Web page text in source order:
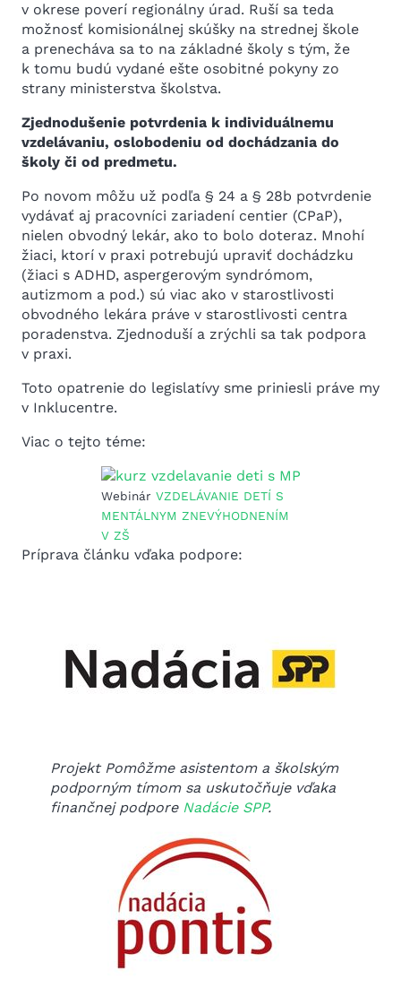
v okrese poverí regionálny úrad. Ruší sa teda
možnosť komisionálnej skúšky na strednej škole
a prenecháva sa to na základné školy s tým, že
k tomu budú vydané ešte osobitné pokyny zo
strany ministerstva školstva.
Zjednodušenie potvrdenia k individuálnemu
vzdelávaniu, oslobodeniu od dochádzania do
školy či od predmetu.
Po novom môžu už podľa § 24 a § 28b potvrdenie
vydávať aj pracovníci zariadení centier (CPaP),
nielen obvodný lekár, ako to bolo doteraz. Mnohí
žiaci, ktorí v praxi potrebujú upraviť dochádzku
(žiaci s ADHD, aspergerovým syndrómom,
autizmom a pod.) sú viac ako v starostlivosti
obvodného lekára práve v starostlivosti centra
poradenstva. Zjednoduší a zrýchli sa tak podpora
v praxi.
Toto opatrenie do legislatívy sme priniesli práve my
v Inklucentre.
Viac o tejto téme:
Webinár VZDELÁVANIE DETÍ S
MENTÁLNYM ZNEVÝHODNENÍM
V ZŠ
Príprava článku vďaka podpore:
Projekt Pomôžme asistentom a školským
podporným tímom sa uskutočňuje vďaka
finančnej podpore Nadácie SPP.